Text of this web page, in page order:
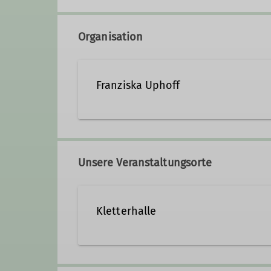
Organisation
Franziska Uphoff
Jugendleiter*in
Unsere Veranstaltungsorte
Kletterhalle